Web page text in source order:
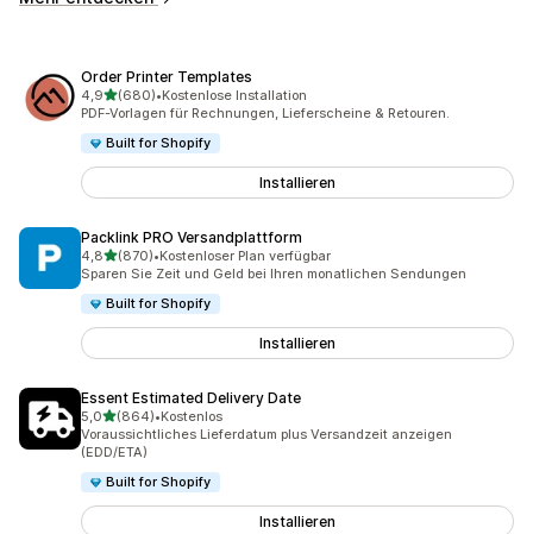
Order Printer Templates
4,9von 5 Sternen
(680)
680 Rezensionen insgesamt
•Kostenlose Installation
PDF-Vorlagen für Rechnungen, Lieferscheine & Retouren.
Built for Shopify
Installieren
Packlink PRO Versandplattform
4,8von 5 Sternen
(870)
870 Rezensionen insgesamt
•Kostenloser Plan verfügbar
Sparen Sie Zeit und Geld bei Ihren monatlichen Sendungen
Built for Shopify
Installieren
Essent Estimated Delivery Date
5,0von 5 Sternen
(864)
864 Rezensionen insgesamt
•Kostenlos
Voraussichtliches Lieferdatum plus Versandzeit anzeigen
(EDD/ETA)
Built for Shopify
Installieren